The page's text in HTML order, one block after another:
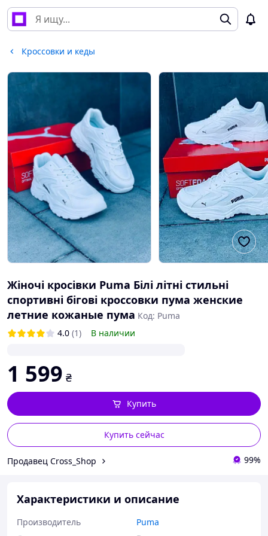
Кроссовки и кеды
Жіночі кросівки Puma Білі літні стильні
спортивні бігові кроссовки пума женские
летние кожаные пума Код: Puma
4.0 (1) В наличии
1 599 ₴
Купить сейчас
Купить
Продавец Cross_Shop 99%
Характеристики и описание
Производитель
Puma